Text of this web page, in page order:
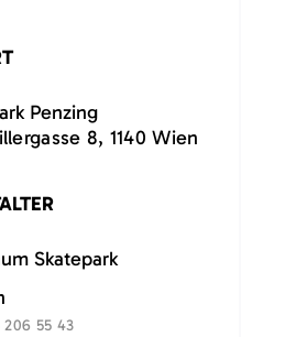
Penzing
8, 1140 Wien
Skatepark
55 43